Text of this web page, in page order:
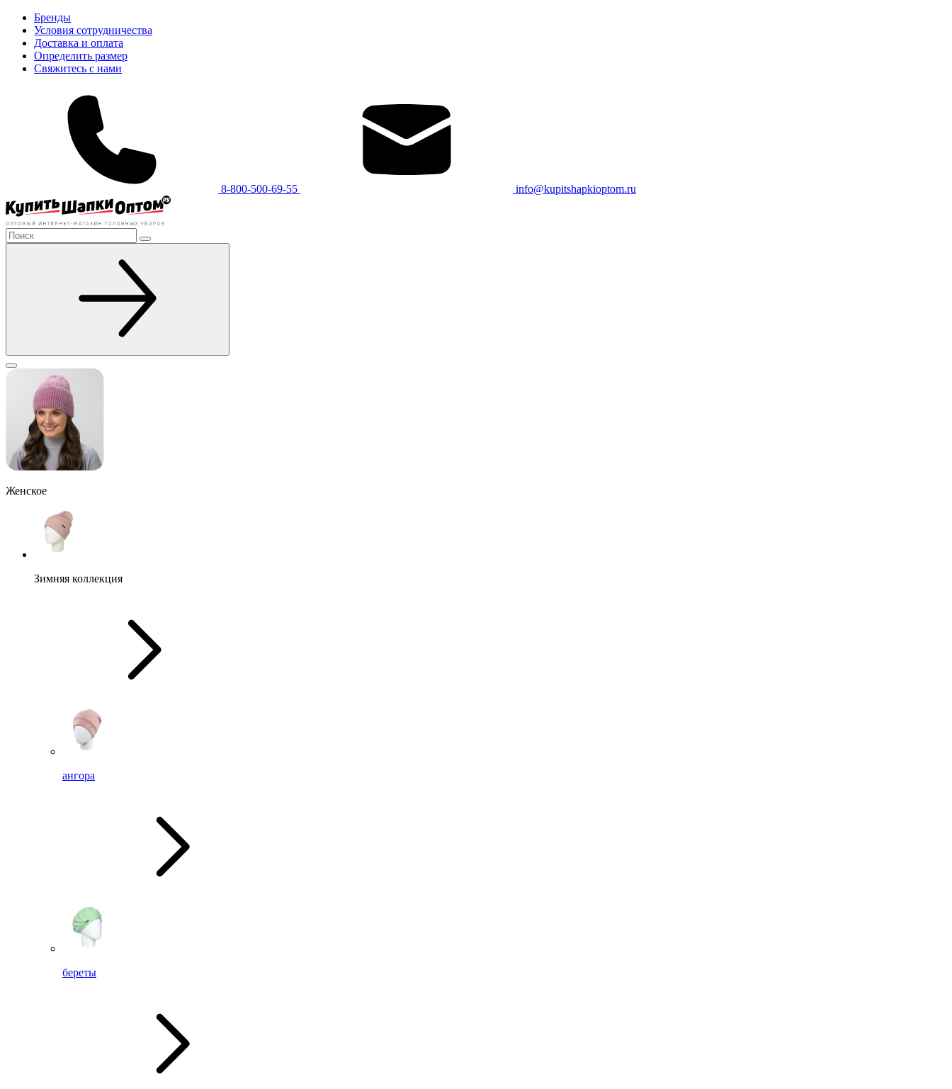
Бренды
Условия сотрудничества
Доставка и оплата
Определить размер
Свяжитесь с нами
8-800-500-69-55 info@kupitshapkioptom.ru
Женское
Зимняя коллекция
ангора
береты